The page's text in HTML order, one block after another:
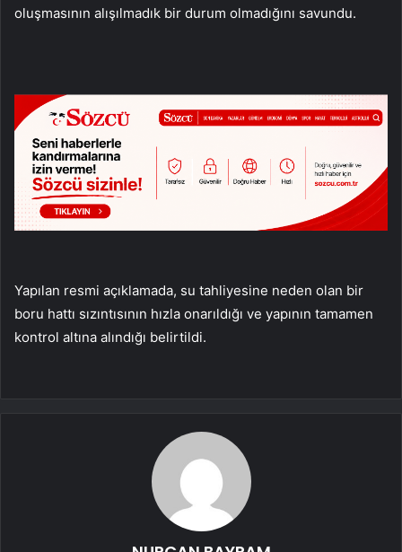
oluşmasının alışılmadık bir durum olmadığını savundu.
Yapılan resmi açıklamada, su tahliyesine neden olan bir
boru hattı sızıntısının hızla onarıldığı ve yapının tamamen
kontrol altına alındığı belirtildi.